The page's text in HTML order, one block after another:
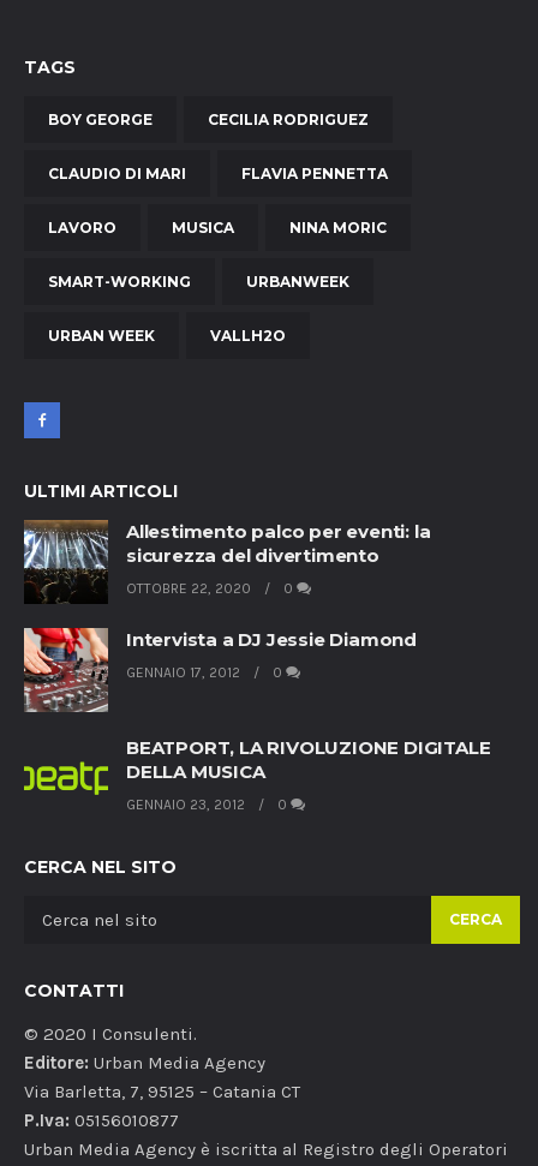
TAGS
BOY GEORGE CECILIA RODRIGUEZ
CLAUDIO DI MARI FLAVIA PENNETTA
LAVORO MUSICA NINA MORIC
SMART-WORKING URBANWEEK
URBAN WEEK VALLH2O
ULTIMI ARTICOLI
Allestimento palco per eventi: la
sicurezza del divertimento
OTTOBRE 22, 2020 0
Intervista a DJ Jessie Diamond
GENNAIO 17, 2012 0
BEATPORT, LA RIVOLUZIONE DIGITALE
DELLA MUSICA
GENNAIO 23, 2012 0
CERCA NEL SITO
CERCA
CONTATTI
© 2020 I Consulenti.
Editore: Urban Media Agency
Via Barletta, 7, 95125 – Catania CT
P.Iva: 05156010877
Urban Media Agency è iscritta al Registro degli Operatori